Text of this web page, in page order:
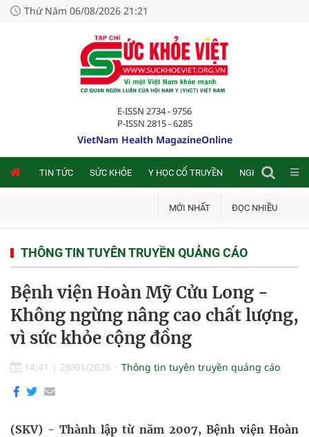
Thứ Năm 06/08/2026 21:21
E-ISSN 2734 - 9756
P-ISSN 2815 - 6285
VietNam Health MagazineOnline
TIN TỨC SỨC KHỎE Y HỌC CỔ TRUYỀN NGHIÊN CỨU
MỚI NHẤT ĐỌC NHIỀU
THÔNG TIN TUYÊN TRUYỀN QUẢNG CÁO
Bệnh viện Hoàn Mỹ Cửu Long -
Không ngừng nâng cao chất lượng,
vì sức khỏe cộng đồng
14:41 | 29/01/2026 Thông tin tuyên truyền quảng cáo
(SKV) - Thành lập từ năm 2007, Bệnh viện Hoàn